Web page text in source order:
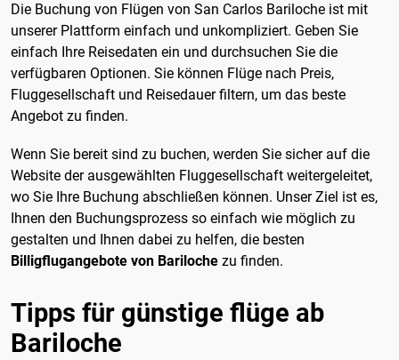
Die Buchung von Flügen von San Carlos Bariloche ist mit
unserer Plattform einfach und unkompliziert. Geben Sie
einfach Ihre Reisedaten ein und durchsuchen Sie die
verfügbaren Optionen. Sie können Flüge nach Preis,
Fluggesellschaft und Reisedauer filtern, um das beste
Angebot zu finden.
Wenn Sie bereit sind zu buchen, werden Sie sicher auf die
Website der ausgewählten Fluggesellschaft weitergeleitet,
wo Sie Ihre Buchung abschließen können. Unser Ziel ist es,
Ihnen den Buchungsprozess so einfach wie möglich zu
gestalten und Ihnen dabei zu helfen, die besten
Billigflugangebote von Bariloche zu finden.
Tipps für günstige flüge ab
Bariloche